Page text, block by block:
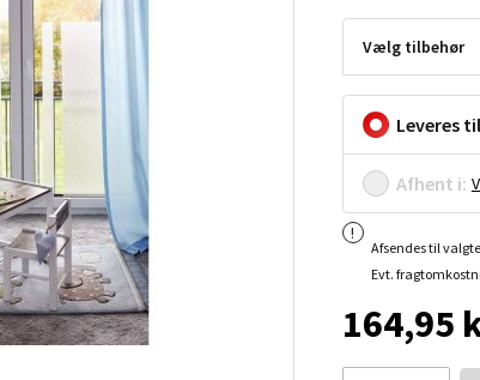
Vælg tilbehør
Leveres
Afhent i:
Afsendes til
Evt.
164,95